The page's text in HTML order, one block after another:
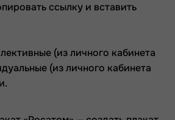
ссылку и вставить
(из личного кабинета
(из личного кабинета